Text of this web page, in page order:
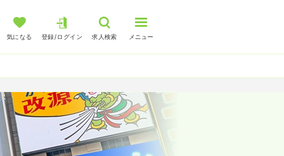
気になる 登録/ログイン 求人検索 メニュー